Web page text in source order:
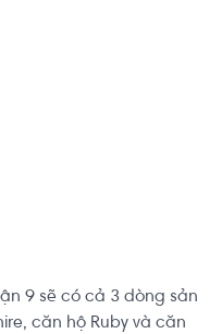
chóng, liên hệ ngay
Zalo )
cơ hội đầu tư tốt nhất!
9 sẽ có cả 3 dòng sản
căn hộ Ruby và căn